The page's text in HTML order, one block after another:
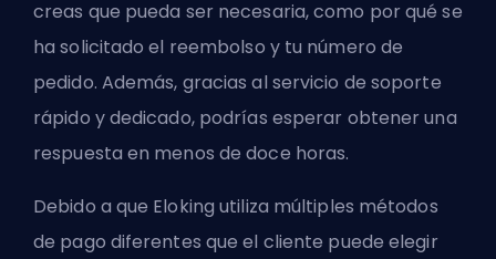
creas que pueda ser necesaria, como por qué se
ha solicitado el reembolso y tu número de
pedido. Además, gracias al servicio de soporte
rápido y dedicado, podrías esperar obtener una
respuesta en menos de doce horas.
Debido a que Eloking utiliza múltiples métodos
de pago diferentes que el cliente puede elegir